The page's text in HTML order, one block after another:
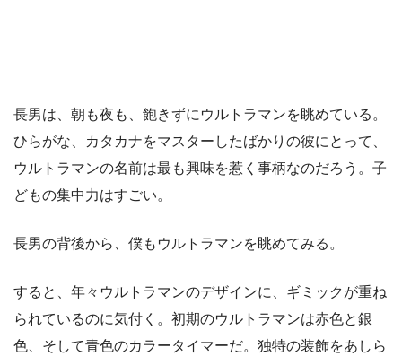
長男は、朝も夜も、飽きずにウルトラマンを眺めている。
ひらがな、カタカナをマスターしたばかりの彼にとって、
ウルトラマンの名前は最も興味を惹く事柄なのだろう。子
どもの集中力はすごい。
長男の背後から、僕もウルトラマンを眺めてみる。
すると、年々ウルトラマンのデザインに、ギミックが重ね
られているのに気付く。初期のウルトラマンは赤色と銀
色、そして青色のカラータイマーだ。独特の装飾をあしら